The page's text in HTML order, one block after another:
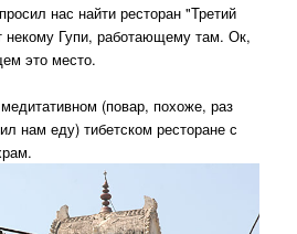
нас найти ресторан "Третий
некому Гупи, работающему там. Ок,
это место.
(повар, похоже, раз
нам еду) тибетском ресторане с